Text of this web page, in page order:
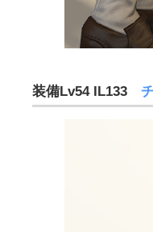
装備Lv54 IL133